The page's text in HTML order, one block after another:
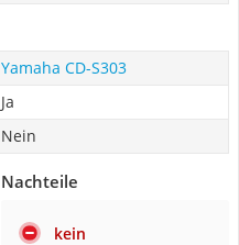
Yamaha CD-S303
Ja
Nein
Nachteile
kein